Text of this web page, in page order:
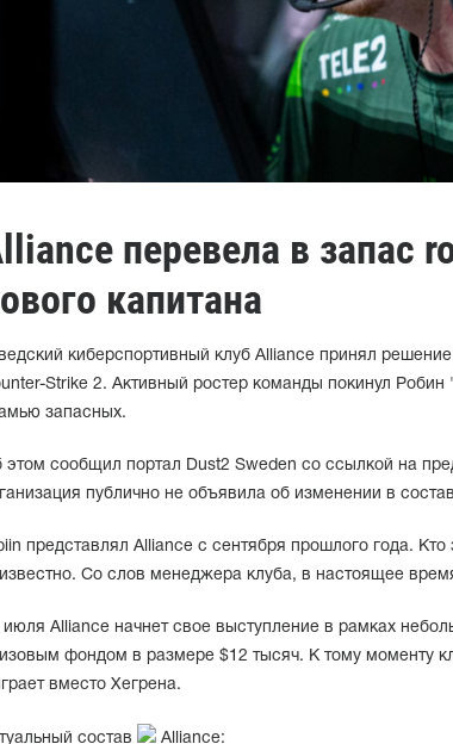
перевела в запас
капитана
киберспортивный клуб Alliance принял
Strike 2. Активный ростер команды покинул
запасных.
этом сообщил портал Dust2 Sweden со ссылкой на
публично не объявила об изменении в
представлял Alliance с сентября прошлого года.
Со слов менеджера клуба, в настоящее
июля Alliance начнет свое выступление в рамках
фондом в размере $12 тысяч. К тому моменту
вместо Хегрена.
состав Alliance: